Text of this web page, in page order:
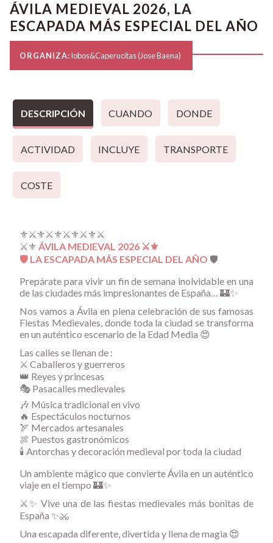
ÁVILA MEDIEVAL 2026, LA
ESCAPADA MÁS ESPECIAL DEL AÑO
ORGANIZA:lobos&Caperucitas (Jose Baena)
DESCRIPCIÓN CUANDO DONDE
ACTIVIDAD INCLUYE TRANSPORTE
COSTE
⚜️⚔️⚜️⚔️⚜️⚔️⚜️⚔️⚜️⚔️
⚔️⚜️ ÁVILA MEDIEVAL 2026 ⚔️⚜️
🛡️ LA ESCAPADA MÁS ESPECIAL DEL AÑO 🛡️
Prepárate para vivir un fin de semana inolvidable en una
de las ciudades más impresionantes de España… 🏰✨
Nos vamos a Ávila en plena celebración de sus famosas
Fiestas Medievales, donde toda la ciudad se transforma
en un auténtico escenario de la Edad Media 😍
Las calles se llenan de :
⚔️ Caballeros y guerreros
👑 Reyes y princesas
🎭 Pasacalles medievales
🎶 Música tradicional en vivo
🔥 Espectáculos nocturnos
🏹 Mercados artesanales
🍖 Puestos gastronómicos
🕯️ Antorchas y decoración medieval por toda la ciudad
Un ambiente mágico que convierte Ávila en un auténtico
viaje en el tiempo 🏰✨
⚔️✨ Vive una de las fiestas medievales más bonitas de
España ✨⚔️
Una escapada diferente, divertida y llena de magia 😍